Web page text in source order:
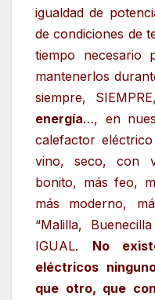
igualdad de
de condiciones de
tiempo necesario
mantenerlos
siempre,
energía…, en
calefactor
vino, seco, con
bonito, más feo,
más moderno,
“Malilla,
IGUAL. No
eléctricos
que otro, que